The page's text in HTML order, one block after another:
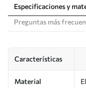
Especificaciones y
Preguntas más
Características
Material